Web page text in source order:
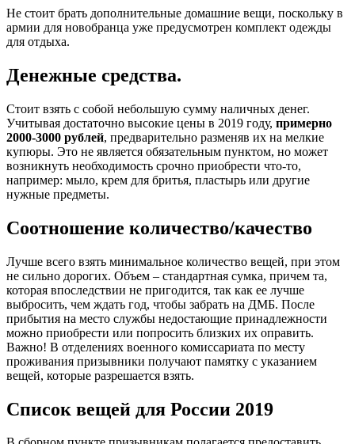
Не стоит брать дополнительные домашние вещи, поскольку в
армии для новобранца уже предусмотрен комплект одежды
для отдыха.
Денежные средства.
Стоит взять с собой небольшую сумму наличных денег.
Учитывая достаточно высокие цены в 2019 году, примерно
2000-3000 рублей, предварительно разменяв их на мелкие
купюры. Это не является обязательным пунктом, но может
возникнуть необходимость срочно приобрести что-то,
например: мыло, крем для бритья, пластырь или другие
нужные предметы.
Соотношение количество/качество
Лучше всего взять минимальное количество вещей, при этом
не сильно дорогих. Объем – стандартная сумка, причем та,
которая впоследствии не пригодится, так как ее лучше
выбросить, чем ждать год, чтобы забрать на ДМБ. После
прибытия на место службы недостающие принадлежности
можно приобрести или попросить близких их оправить.
Важно! В отделениях военного комиссариата по месту
проживания призывники получают памятку с указанием
вещей, которые разрешается взять.
Список вещей для России 2019